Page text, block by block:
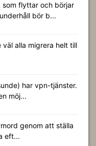
som flyttar och börjar
bör b...
alla migrera helt till
har vpn-tjänster.
möj...
genom att ställa
eft...